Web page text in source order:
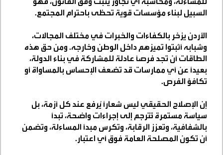
السبيل لبناء مؤسسات قوية تحظى باحترام المجتمع.
الأردن يزخر بالكفاءات والخبرات في مختلف المجالات،
وشبابه أثبتوا تميزهم داخل الوطن وخارجه. ومن حق هذه
الطاقات أن تجد فرصًا عادلة للمشاركة في بناء الدولة،
بعيدًا عن أي ممارسات قد تضعف الإحساس بالمساواة أو
تكافؤ الفرص.
إن الإصلاح الحقيقي ليس شعارًا يُرفع عند كل أزمة، بل
سياسة مستمرة تُترجم إلى إجراءات واضحة، تبدأ
بالشفافية، وتعزز الرقابة، وتكرس مبدأ المساءلة، وتضمن
أن تكون المصلحة العامة فوق أي اعتبار.